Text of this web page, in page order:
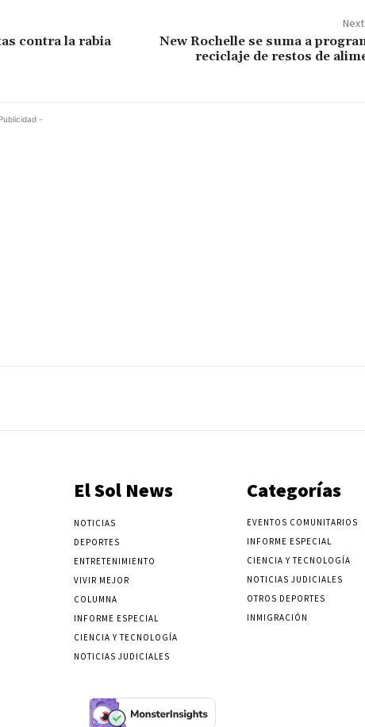
contra la rabia
New Rochelle se suma a
reciclaje de restos de
-
El Sol News
NOTICIAS
DEPORTES
ENTRETENIMIENTO
VIVIR MEJOR
COLUMNA
INFORME ESPECIAL
CIENCIA Y TECNOLOGÍA
NOTICIAS JUDICIALES
Categorías
EVENTOS COMUNITARIOS
INFORME ESPECIAL
CIENCIA Y TECNOLOGÍA
NOTICIAS JUDICIALES
OTROS DEPORTES
INMIGRACIÓN